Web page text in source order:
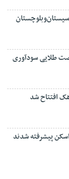
طلایی سودآوری
افتتاح شد
پیشرفته شدند